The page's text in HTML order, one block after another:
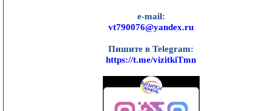
e-mail:
vt790076@yandex.ru
Пишите в Telegram:
https://t.me/vizitkiTmn